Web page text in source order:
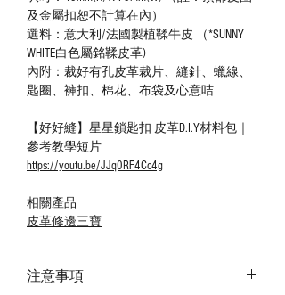
及金屬扣恕不計算在內）
選料：意大利/法國製植鞣牛皮 （*SUNNY
WHITE白色屬銘鞣皮革)
內附：裁好有孔皮革裁片、縫針、蠟線、
匙圈、褲扣、棉花、布袋及心意咭
【好好縫】星星鎖匙扣 皮革D.I.Y材料包｜
參考教學短片
https://youtu.be/JJq0RF4Cc4g
相關產品
皮革修邊三寶
注意事項